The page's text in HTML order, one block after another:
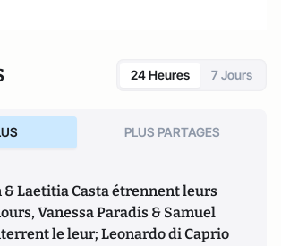
24 Heures 7 Jours
PLUS PARTAGES
& Laetitia Casta étrennent leurs
Vanessa Paradis & Samuel
le leur; Leonardo di Caprio